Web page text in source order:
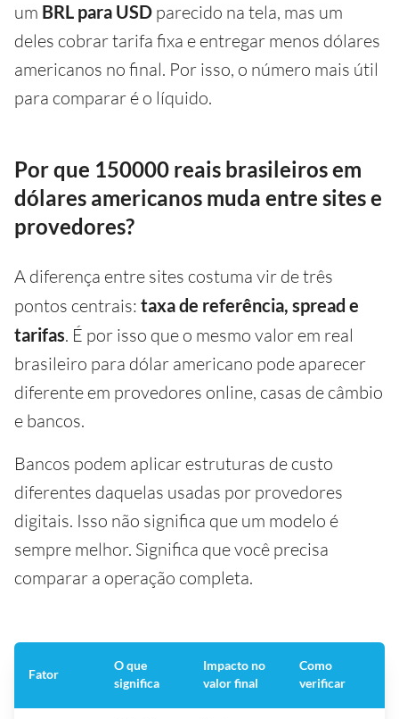
um BRL para USD parecido na tela, mas um
deles cobrar tarifa fixa e entregar menos dólares
americanos no final. Por isso, o número mais útil
para comparar é o líquido.
Por que 150000 reais brasileiros em
dólares americanos muda entre sites e
provedores?
A diferença entre sites costuma vir de três
pontos centrais: taxa de referência, spread e
tarifas. É por isso que o mesmo valor em real
brasileiro para dólar americano pode aparecer
diferente em provedores online, casas de câmbio
e bancos.
Bancos podem aplicar estruturas de custo
diferentes daquelas usadas por provedores
digitais. Isso não significa que um modelo é
sempre melhor. Significa que você precisa
comparar a operação completa.
Fator
O que
significa
Impacto no
valor final
Como
verificar